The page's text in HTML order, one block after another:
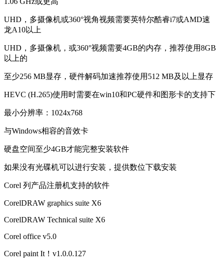
UHD，多摄像机或360°视角视频需要英特尔酷睿i7或AMD速
龙A10以上
UHD，多摄像机，或360°视频需要4GB的内存，推荐使用8GB
以上的
至少256 MB显存，硬件解码加速推荐使用512 MB及以上显存
HEVC (H.265)使用时需要在win10和PC硬件和图形卡的支持下
最小分辨率：1024x768
与Windows相容的音效卡
硬盘空间至少4GB才能完整安装软件
如果没有光碟机可以进行安装，提供数位下载安装
Corel 列产品注册机支持的软件
CorelDRAW graphics suite X6
CorelDRAW Technical suite X6
Corel office v5.0
Corel paint It！v1.0.0.127